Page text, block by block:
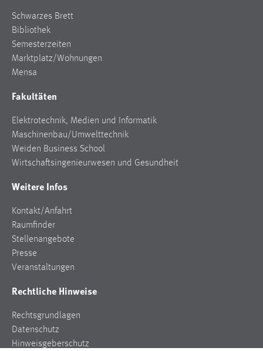
Schwarzes Brett
Bibliothek
Semesterzeiten
Marktplatz/Wohnungen
Mensa
Fakultäten
Elektrotechnik, Medien und Informatik
Maschinenbau/Umwelttechnik
Weiden Business School
Wirtschaftsingenieurwesen und Gesundheit
Weitere Infos
Kontakt/Anfahrt
Raumfinder
Stellenangebote
Presse
Veranstaltungen
Rechtliche Hinweise
Rechtsgrundlagen
Datenschutz
Hinweisgeberschutz